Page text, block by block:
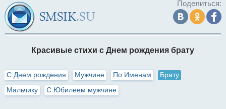
Поделиться:
Красивые стихи с Днем рождения брату
С Днем рождения Мужчине По Именам
Брату
Мальчику
С Юбилеем мужчине